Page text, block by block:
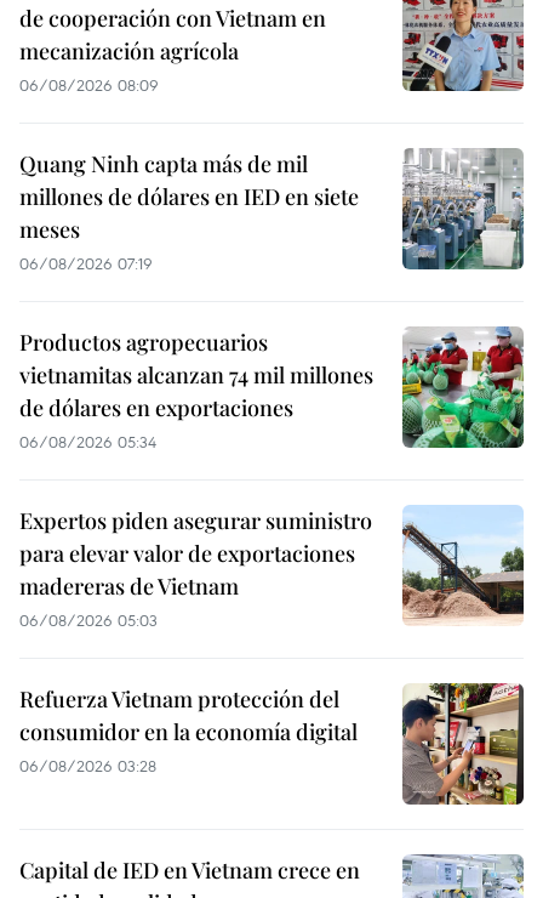
de cooperación con Vietnam en
mecanización agrícola
06/08/2026 08:09
Quang Ninh capta más de mil
millones de dólares en IED en siete
meses
06/08/2026 07:19
Productos agropecuarios
vietnamitas alcanzan 74 mil millones
de dólares en exportaciones
06/08/2026 05:34
Expertos piden asegurar suministro
para elevar valor de exportaciones
madereras de Vietnam
06/08/2026 05:03
Refuerza Vietnam protección del
consumidor en la economía digital
06/08/2026 03:28
Capital de IED en Vietnam crece en